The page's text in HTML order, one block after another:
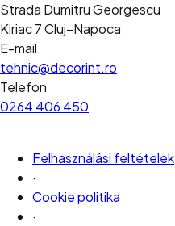
Strada Dumitru Georgescu
Kiriac 7 Cluj–Napoca
E-mail
tehnic@decorint.ro
Telefon
0264 406 450
Felhasználási feltételek
·
Cookie politika
·